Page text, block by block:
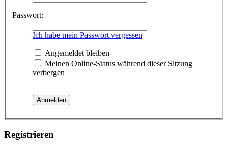
Passwort:
Ich habe mein Passwort vergessen
Angemeldet bleiben
Meinen Online-Status während dieser Sitzung
verbergen
Registrieren